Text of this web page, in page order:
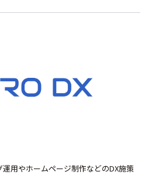
運用やホームページ制作などのDX施策